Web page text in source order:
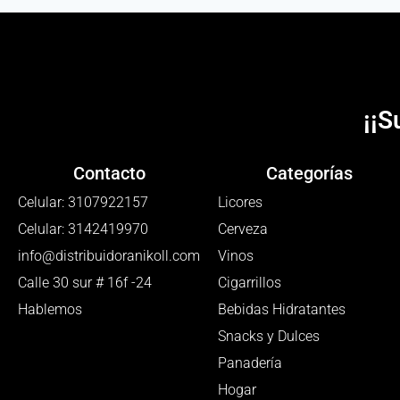
Contacto
Celular: 3107922157
Celular: 3142419970
info@distribuidoranikoll.com
Calle 30 sur # 16f -24
Hablemos
Categorías
Licores
Cerveza
Vinos
Cigarrillos
Bebidas Hidratantes
Snacks y Dulces
Panadería
Hogar